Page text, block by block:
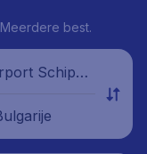
Meerdere best.
Schipho